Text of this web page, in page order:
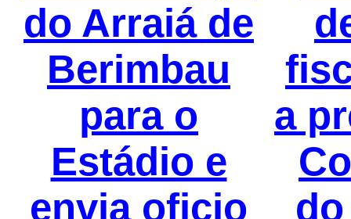
do Arraiá de
Berimbau
para o
Estádio e
envia oficio
a